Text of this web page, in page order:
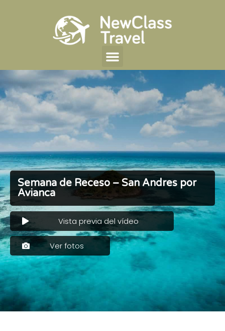
Semana de Receso – San Andres por
Avianca
Ver fotos
Vista previa del vídeo